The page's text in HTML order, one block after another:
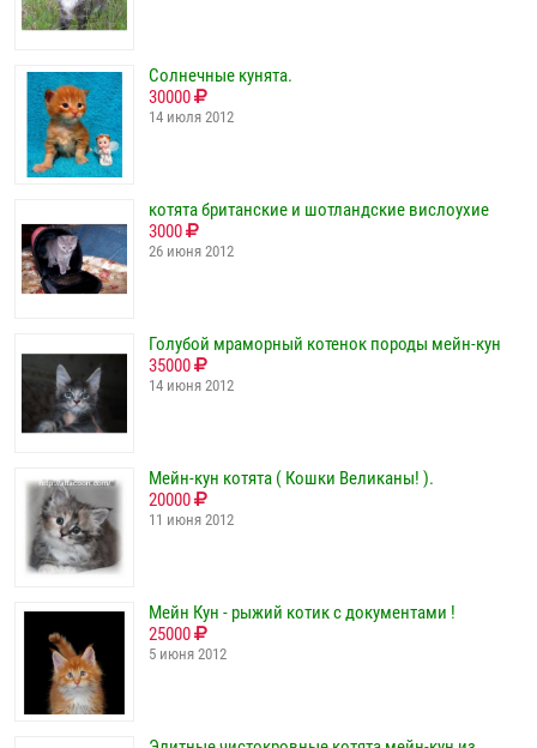
Солнечные кунята.
30000
14 июля 2012
котята британские и шотландские вислоухие
3000
26 июня 2012
Голубой мраморный котенок породы мейн-кун
35000
14 июня 2012
Мейн-кун котята ( Кошки Великаны! ).
20000
11 июня 2012
Мейн Кун - рыжий котик с документами !
25000
5 июня 2012